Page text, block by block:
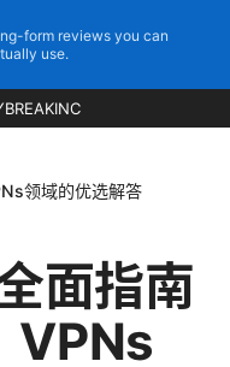
form reviews you can
use.
领域的优选解答
面指南
VPNs